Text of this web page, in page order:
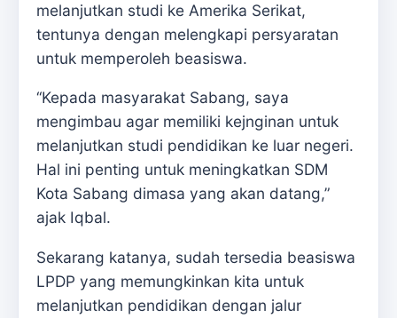
melanjutkan studi ke Amerika Serikat,
tentunya dengan melengkapi persyaratan
untuk memperoleh beasiswa.
‘‘Kepada masyarakat Sabang, saya
mengimbau agar memiliki kejnginan untuk
melanjutkan studi pendidikan ke luar negeri.
Hal ini penting untuk meningkatkan SDM
Kota Sabang dimasa yang akan datang,”
ajak Iqbal.
Sekarang katanya, sudah tersedia beasiswa
LPDP yang memungkinkan kita untuk
melanjutkan pendidikan dengan jalur